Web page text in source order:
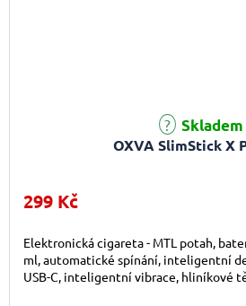
OXVA SlimStick X
Skladem
299 Kč
Elektronická cigareta - MTL potah,
ml, automatické spínání, inteligentní
USB-C, inteligentní vibrace, hliníkové